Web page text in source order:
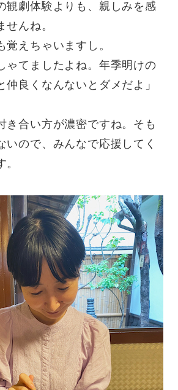
劇体験よりも、親しみを感
せんね。
えちゃいますし。
てましたよね。年季明けの
仲良くなんないとダメだよ」
合い方が濃密ですね。そも
いので、みんなで応援してく